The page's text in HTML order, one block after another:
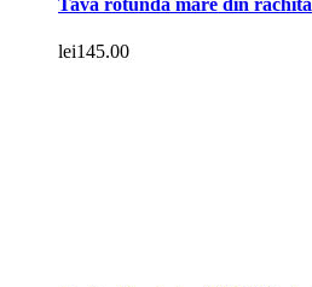
lei145.00